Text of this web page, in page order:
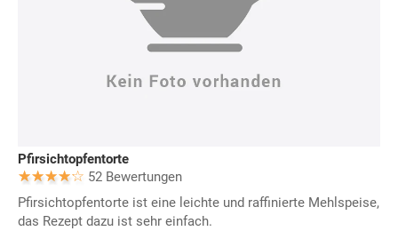
Pfirsichtopfentorte
52 Bewertungen
Pfirsichtopfentorte ist eine leichte und raffinierte Mehlspeise,
das Rezept dazu ist sehr einfach.